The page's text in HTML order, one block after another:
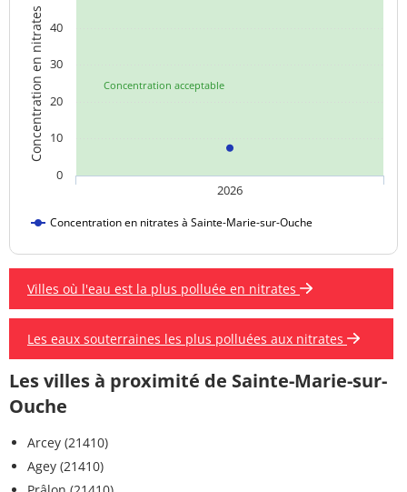
Concentration acceptable
Concentration en nitrates
Concentration en nitrates à Sainte-Marie-sur-Ouche
2026
0
10
20
30
40
Villes où l'eau est la plus polluée en nitrates
Les eaux souterraines les plus polluées aux nitrates
Les villes à proximité de Sainte-Marie-sur-
Ouche
Arcey (21410)
Agey (21410)